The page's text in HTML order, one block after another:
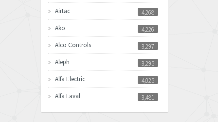
Airtac
4,268
Ako
4,226
Alco Controls
3,297
Aleph
3,295
Alfa Electric
4,025
Alfa Laval
3,481
Allen Bradley
4,544